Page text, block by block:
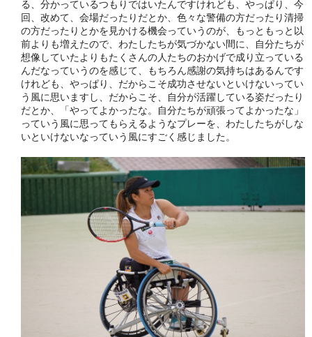
る、分かっているつもりではいたんですけれども、やっぱり、今
回、改めて、会場だったりだとか、色々な警備の方だったり清掃
の方だったりとかを見かける機会っていうのが、もっともっと以
前よりも増えたので、わたしたちが気づかない間に、自分たちが
想像していたよりもたくさんの人たちのおかげで成り立っている
んだなっていうのを感じて、もちろん感謝の気持ちはあるんです
けれども、やっぱり、だからこそ成功させないといけないってい
う風に思いますし、だからこそ、自分が活躍している姿だったり
だとか、「やってよかったな。自分たちが頑張ってよかったな」
っていう風に思ってもらえるようなプレーを、わたしたちがしな
いといけないなっていう風にすごく感じました。